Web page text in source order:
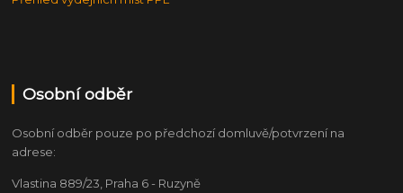
Osobní odběr
Osobní odběr pouze po předchozí domluvě/potvrzení na
adrese:
Vlastina 889/23, Praha 6 - Ruzyně